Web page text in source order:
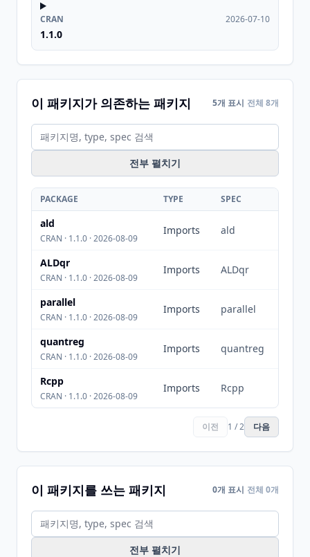
CRAN
1.1.0
2026-07-10
이 패키지가 의존하는 패키지 5개 표시 전체 8개
전부 펼치기
PACKAGE TYPE SPEC
ald
CRAN · 1.1.0 · 2026-08-09
Imports ald
ALDqr
CRAN · 1.1.0 · 2026-08-09
Imports ALDqr
parallel
CRAN · 1.1.0 · 2026-08-09
Imports parallel
quantreg
CRAN · 1.1.0 · 2026-08-09
Imports quantreg
Rcpp
CRAN · 1.1.0 · 2026-08-09
Imports Rcpp
이전 1 / 2 다음
이 패키지를 쓰는 패키지 0개 표시 전체 0개
전부 펼치기